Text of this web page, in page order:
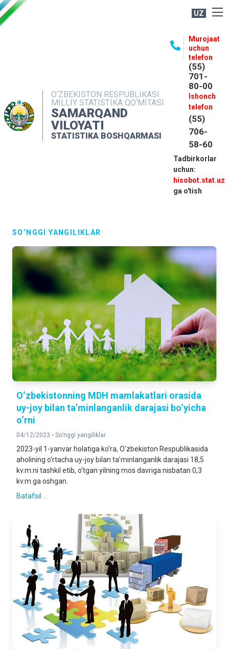
UZ
O‘ZBEKISTON RESPUBLIKASI
MILLIY STATISTIKA QO‘MITASI
SAMARQAND
VILOYATI
STATISTIKA BOSHQARMASI
Murojaat
uchun
telefon
(55)
701-
80-00
Ishonch
telefon
(55)
706-
58-60
Tadbirkorlar
uchun:
hisobot.stat.uz
ga o'tish
MATBUOT XIZMATI
MUROJAATLAR
KONTAKTLAR
SO‘NGGI YANGILIKLAR
O‘zbekistonning MDH mamlakatlari orasida
uy-joy bilan ta’minlanganlik darajasi bo‘yicha
o‘rni
04/12/2023 • So‘nggi yangiliklar
2023-yil 1-yanvar holatiga ko‘ra, O‘zbekiston Respublikasida
aholining o‘rtacha uy-joy bilan ta’minlanganlik darajasi 18,5
kv.m.ni tashkil etib, o‘tgan yilning mos davriga nisbatan 0,3
kv.m.ga oshgan.
Batafsil ...